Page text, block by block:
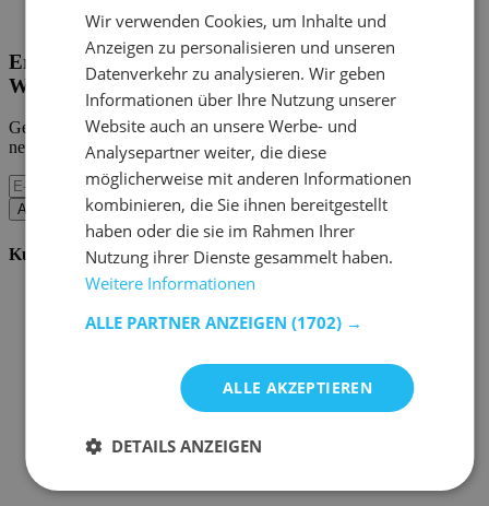
Home Emob|Mein Konto
Erhalten Sie unsere neuen Kollektionen und
Werbeaktionen.
Geben Sie uns Ihre E-Mail und Sie werden monatlich über die
neuesten Ereignisse informiert.
Abonnieren
Kundenservice
Zahlungsmöglichkeiten
Stornieren oder retournieren
Pflegehinweise
Paswort Vergessen?
Wir verwenden Cookies, um Inhalte und
Anzeigen zu personalisieren und unseren
Datenverkehr zu analysieren. Wir geben
Informationen über Ihre Nutzung unserer
Website auch an unsere Werbe- und
Analysepartner weiter, die diese
möglicherweise mit anderen Informationen
kombinieren, die Sie ihnen bereitgestellt
haben oder die sie im Rahmen Ihrer
Nutzung ihrer Dienste gesammelt haben.
Weitere Informationen
ALLE PARTNER ANZEIGEN (1702) →
ALLE AKZEPTIEREN
DETAILS ANZEIGEN